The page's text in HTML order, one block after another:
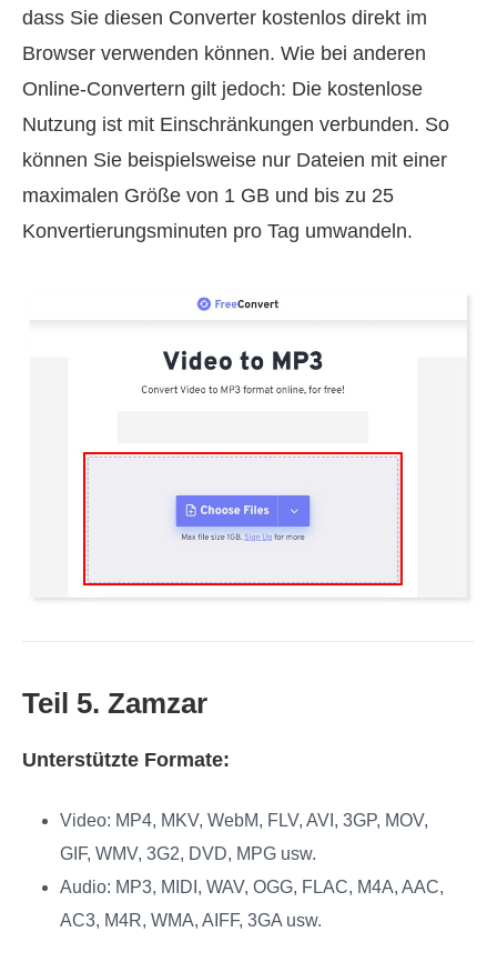
dass Sie diesen Converter kostenlos direkt im
Browser verwenden können. Wie bei anderen
Online-Convertern gilt jedoch: Die kostenlose
Nutzung ist mit Einschränkungen verbunden. So
können Sie beispielsweise nur Dateien mit einer
maximalen Größe von 1 GB und bis zu 25
Konvertierungsminuten pro Tag umwandeln.
Teil 5. Zamzar
Unterstützte Formate:
Video: MP4, MKV, WebM, FLV, AVI, 3GP, MOV,
GIF, WMV, 3G2, DVD, MPG usw.
Audio: MP3, MIDI, WAV, OGG, FLAC, M4A, AAC,
AC3, M4R, WMA, AIFF, 3GA usw.